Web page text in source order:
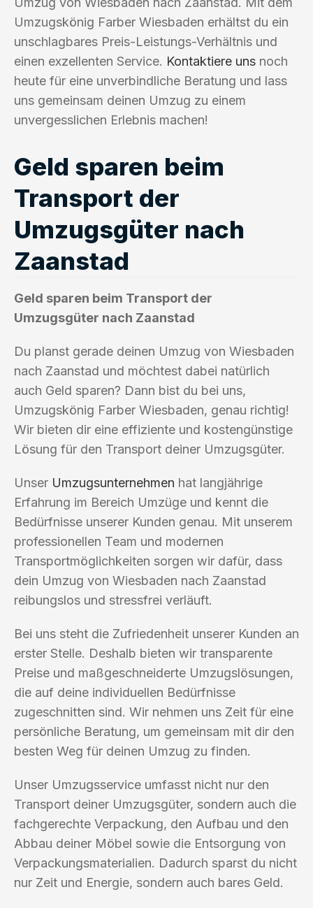
Umzugskönig Farber Wiesbaden erhältst du ein
unschlagbares Preis-Leistungs-Verhältnis und
einen exzellenten Service. Kontaktiere uns noch
heute für eine unverbindliche Beratung und lass
uns gemeinsam deinen Umzug zu einem
unvergesslichen Erlebnis machen!
Geld sparen beim
Transport der
Umzugsgüter nach
Zaanstad
Geld sparen beim Transport der
Umzugsgüter nach Zaanstad
Du planst gerade deinen Umzug von Wiesbaden
nach Zaanstad und möchtest dabei natürlich
auch Geld sparen? Dann bist du bei uns,
Umzugskönig Farber Wiesbaden, genau richtig!
Wir bieten dir eine effiziente und kostengünstige
Lösung für den Transport deiner Umzugsgüter.
Unser Umzugsunternehmen hat langjährige
Erfahrung im Bereich Umzüge und kennt die
Bedürfnisse unserer Kunden genau. Mit unserem
professionellen Team und modernen
Transportmöglichkeiten sorgen wir dafür, dass
dein Umzug von Wiesbaden nach Zaanstad
reibungslos und stressfrei verläuft.
Bei uns steht die Zufriedenheit unserer Kunden an
erster Stelle. Deshalb bieten wir transparente
Preise und maßgeschneiderte Umzugslösungen,
die auf deine individuellen Bedürfnisse
zugeschnitten sind. Wir nehmen uns Zeit für eine
persönliche Beratung, um gemeinsam mit dir den
besten Weg für deinen Umzug zu finden.
Unser Umzugsservice umfasst nicht nur den
Transport deiner Umzugsgüter, sondern auch die
fachgerechte Verpackung, den Aufbau und den
Abbau deiner Möbel sowie die Entsorgung von
Verpackungsmaterialien. Dadurch sparst du nicht
nur Zeit und Energie, sondern auch bares Geld.